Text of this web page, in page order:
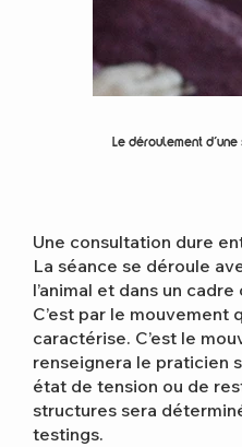
Une consultation dure
La séance se déroule
l’animal et dans un cadre
C’est par le mouvement
caractérise. C’est le
renseignera le praticien
état de tension ou de
structures sera
testings.
Le déroulement d'une